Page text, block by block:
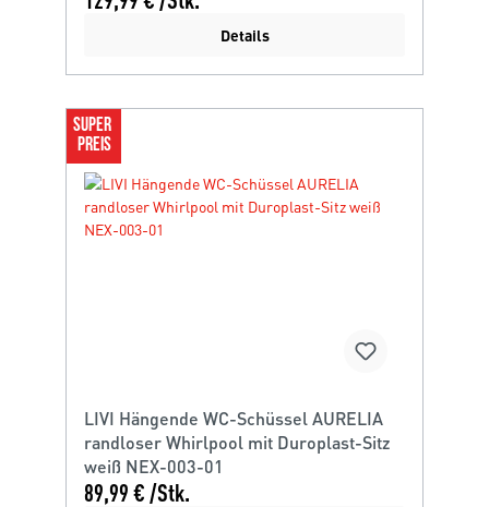
Details
SUPER
PREIS
LIVI Hängende WC-Schüssel AURELIA
randloser Whirlpool mit Duroplast-Sitz
weiß NEX-003-01
89,99 € /Stk.